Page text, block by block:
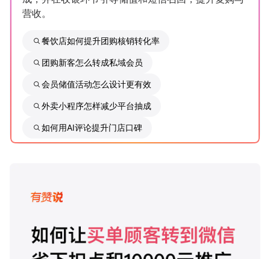
培训课程
私域课程 新零售内参
商家社区 社群交流
有赞云 数据通服务
营收。
餐饮店如何提升团购核销转化率
团购新客怎么转成私域会员
会员储值活动怎么设计更有效
外卖小程序怎样减少平台抽成
如何用AI评论提升门店口碑